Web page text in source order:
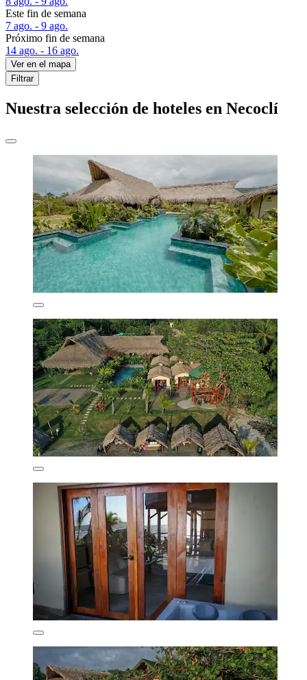
Este fin de semana
7 ago. - 9 ago.
Próximo fin de semana
14 ago. - 16 ago.
Ver en el mapa
Filtrar
Nuestra selección de hoteles en Necoclí